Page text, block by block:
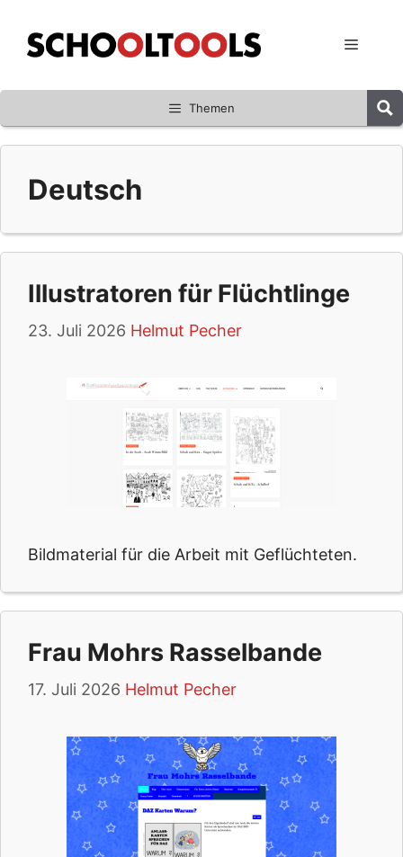
Inhalt
springen
Menü
Themen
Deutsch
Illustratoren für Flüchtlinge
23. Juli 2026 Helmut Pecher
Bildmaterial für die Arbeit mit Geflüchteten.
Frau Mohrs Rasselbande
17. Juli 2026 Helmut Pecher